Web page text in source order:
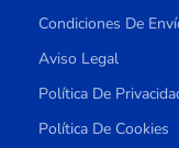
Condiciones De
Aviso Legal
Política De
Política De Cookies